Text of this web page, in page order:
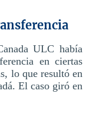
ULC había
en ciertas
lo que resultó en
El caso giró en